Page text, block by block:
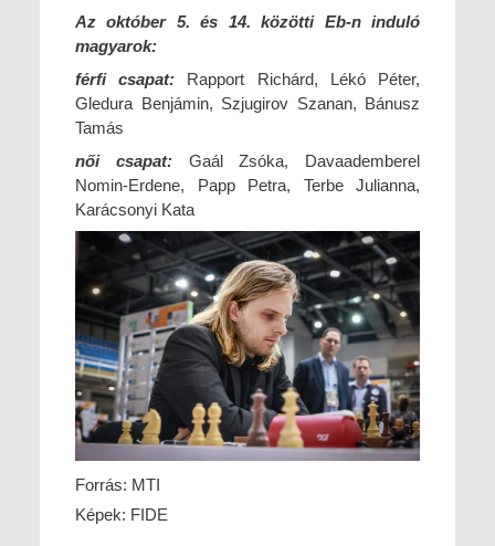
Az október 5. és 14. közötti Eb-n induló
magyarok:
férfi csapat: Rapport Richárd, Lékó Péter,
Gledura Benjámin, Szjugirov Szanan, Bánusz
Tamás
női csapat:Gaál Zsóka, Davaademberel
Nomin-Erdene, Papp Petra, Terbe Julianna,
Karácsonyi Kata
Forrás: MTI
Képek: FIDE